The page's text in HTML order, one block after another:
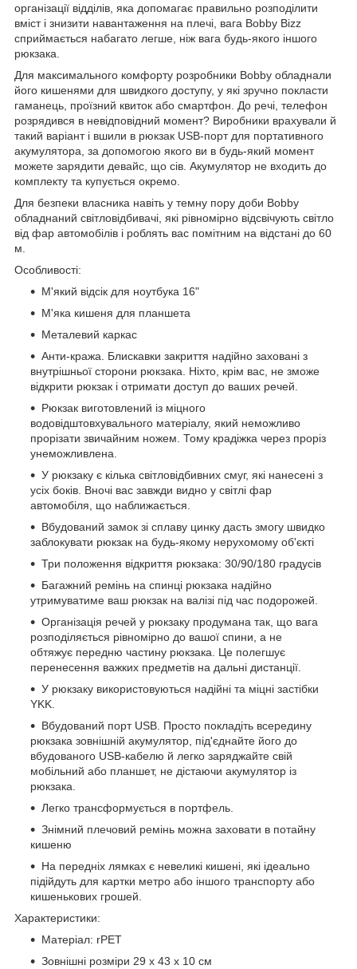
організації відділів, яка допомагає правильно розподілити
вміст і знизити навантаження на плечі, вага Bobby Bizz
сприймається набагато легше, ніж вага будь-якого іншого
рюкзака.
Для максимального комфорту розробники Bobby обладнали
його кишенями для швидкого доступу, у які зручно покласти
гаманець, проїзний квиток або смартфон. До речі, телефон
розрядився в невідповідний момент? Виробники врахували й
такий варіант і вшили в рюкзак USB-порт для портативного
акумулятора, за допомогою якого ви в будь-який момент
можете зарядити девайс, що сів. Акумулятор не входить до
комплекту та купується окремо.
Для безпеки власника навіть у темну пору доби Bobby
обладнаний світловідбивачі, які рівномірно відсвічують світло
від фар автомобілів і роблять вас помітним на відстані до 60
м.
Особливості:
М'який відсік для ноутбука 16"
М'яка кишеня для планшета
Металевий каркас
Анти-кража. Блискавки закриття надійно заховані з
внутрішньої сторони рюкзака. Ніхто, крім вас, не зможе
відкрити рюкзак і отримати доступ до ваших речей.
Рюкзак виготовлений із міцного
водовідштовхувального матеріалу, який неможливо
прорізати звичайним ножем. Тому крадіжка через проріз
унеможливлена.
У рюкзаку є кілька світловідбивних смуг, які нанесені з
усіх боків. Вночі вас завжди видно у світлі фар
автомобіля, що наближається.
Вбудований замок зі сплаву цинку дасть змогу швидко
заблокувати рюкзак на будь-якому нерухомому об'єкті
Три положення відкриття рюкзака: 30/90/180 градусів
Багажний ремінь на спинці рюкзака надійно
утримуватиме ваш рюкзак на валізі під час подорожей.
Організація речей у рюкзаку продумана так, що вага
розподіляється рівномірно до вашої спини, а не
обтяжує передню частину рюкзака. Це полегшує
перенесення важких предметів на дальні дистанції.
У рюкзаку використовуються надійні та міцні застібки
YKK.
Вбудований порт USB. Просто покладіть всередину
рюкзака зовнішній акумулятор, під'єднайте його до
вбудованого USB-кабелю й легко заряджайте свій
мобільний або планшет, не дістаючи акумулятор із
рюкзака.
Легко трансформується в портфель.
Знімний плечовий ремінь можна заховати в потайну
кишеню
На передніх лямках є невеликі кишені, які ідеально
підійдуть для картки метро або іншого транспорту або
кишенькових грошей.
Характеристики:
Матеріал: rPET
Зовнішні розміри 29 x 43 х 10 см